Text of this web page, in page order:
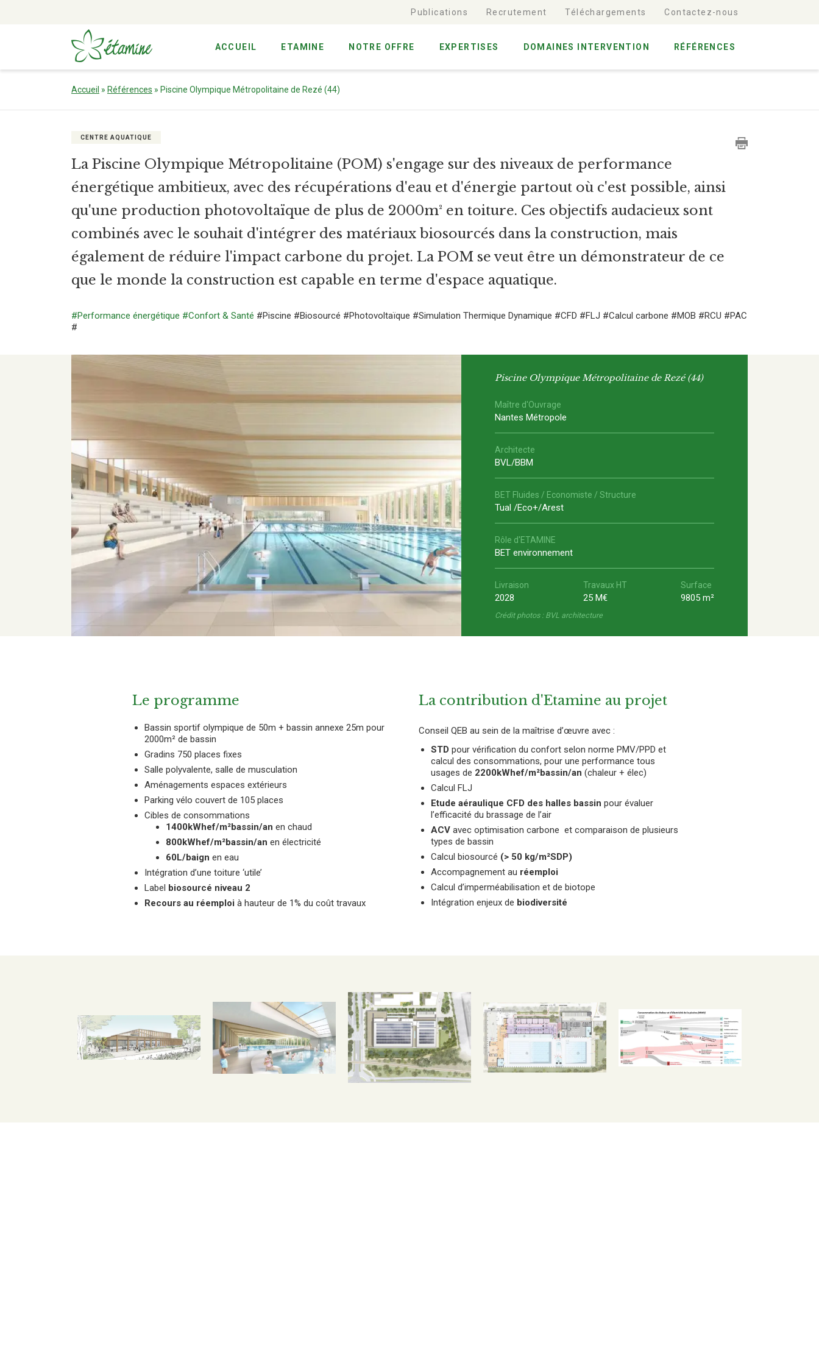
Publications Recrutement Téléchargements Contactez-nous
ACCUEIL ETAMINE NOTRE OFFRE EXPERTISES DOMAINES INTERVENTION RÉFÉRENCES
Accueil » Références » Piscine Olympique Métropolitaine de Rezé (44)
CENTRE AQUATIQUE
La Piscine Olympique Métropolitaine (POM) s'engage sur des niveaux de performance
énergétique ambitieux, avec des récupérations d'eau et d'énergie partout où c'est possible, ainsi
qu'une production photovoltaïque de plus de 2000m² en toiture. Ces objectifs audacieux sont
combinés avec le souhait d'intégrer des matériaux biosourcés dans la construction, mais
également de réduire l'impact carbone du projet. La POM se veut être un démonstrateur de ce
que le monde la construction est capable en terme d'espace aquatique.
#Performance énergétique #Confort & Santé #Piscine #Biosourcé #Photovoltaïque #Simulation Thermique Dynamique #CFD #FLJ #Calcul carbone #MOB #RCU #PAC
#
Piscine Olympique Métropolitaine de Rezé (44)
Maître d'Ouvrage
Nantes Métropole
Architecte
BVL/BBM
BET Fluides / Economiste / Structure
Tual /Eco+/Arest
Rôle d'ETAMINE
BET environnement
Livraison
2028
Travaux HT
25 M€
Surface
9805 m²
Crédit photos : BVL architecture
Le programme
Bassin sportif olympique de 50m + bassin annexe 25m pour
2000m² de bassin
Gradins 750 places fixes
Salle polyvalente, salle de musculation
Aménagements espaces extérieurs
Parking vélo couvert de 105 places
Cibles de consommations
1400kWhef/m²bassin/an en chaud
800kWhef/m²bassin/an en électricité
60L/baign en eau
Intégration d’une toiture ‘utile’
Label biosourcé niveau 2
Recours au réemploi à hauteur de 1% du coût travaux
La contribution d'Etamine au projet
Conseil QEB au sein de la maîtrise d’œuvre avec :
STD pour vérification du confort selon norme PMV/PPD et
calcul des consommations, pour une performance tous
usages de 2200kWhef/m²bassin/an (chaleur + élec)
Calcul FLJ
Etude aéraulique CFD des halles bassin pour évaluer
l’efficacité du brassage de l’air
ACV avec optimisation carbone et comparaison de plusieurs
types de bassin
Calcul biosourcé (> 50 kg/m²SDP)
Accompagnement au réemploi
Calcul d’imperméabilisation et de biotope
Intégration enjeux de biodiversité